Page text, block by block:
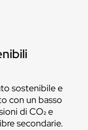
sostenibile e
con un basso
di CO₂ e
secondarie.